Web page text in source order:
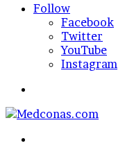
In
Follow
Facebook
Twitter
YouTube
Instagram